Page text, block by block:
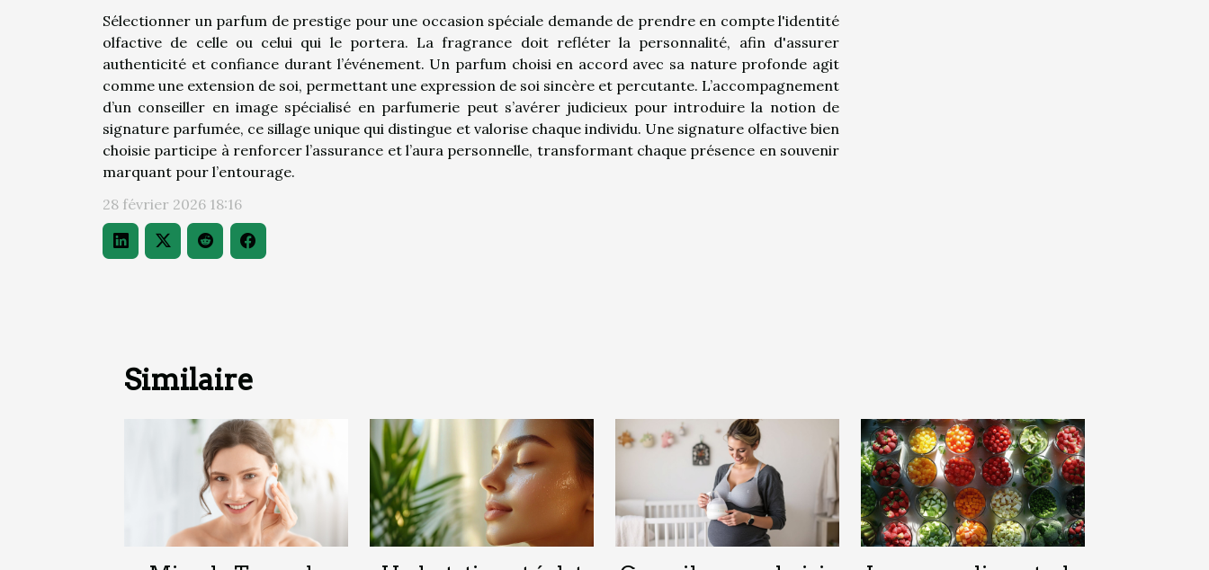
Sélectionner un parfum de prestige pour une occasion spéciale demande de prendre en compte l'identité
olfactive de celle ou celui qui le portera. La fragrance doit refléter la personnalité, afin d'assurer
authenticité et confiance durant l’événement. Un parfum choisi en accord avec sa nature profonde agit
comme une extension de soi, permettant une expression de soi sincère et percutante. L’accompagnement
d’un conseiller en image spécialisé en parfumerie peut s’avérer judicieux pour introduire la notion de
signature parfumée, ce sillage unique qui distingue et valorise chaque individu. Une signature olfactive bien
choisie participe à renforcer l’assurance et l’aura personnelle, transformant chaque présence en souvenir
marquant pour l’entourage.
28 février 2026 18:16
Similaire